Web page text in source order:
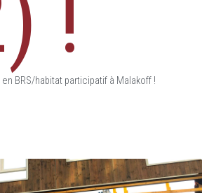
BRS/habitat participatif à Malakoff !